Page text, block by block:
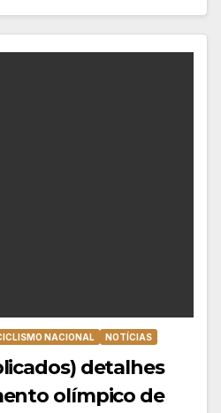
NACIONAL NOTÍCIAS
detalhes
olímpico de